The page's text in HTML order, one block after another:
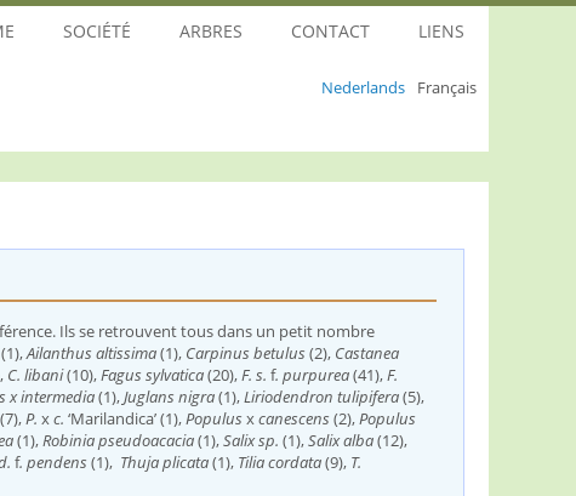
Nederlands Français
SOCIÉTÉ ARBRES CONTACT LIENS
Ils se retrouvent tous dans un petit nombre
(1),Ailanthus altissima(1), Carpinus betulus (2),Castanea
C. libani(10),Fagus sylvatica(20),F. s. f. purpurea(41),F.
x intermedia(1),Juglans nigra(1),Liriodendron tulipifera(5),
(7),P. xc. ‘Marilandica’(1),Populus xcanescens (2),Populus
(1),Robinia pseudoacacia(1),Salix sp. (1),Salix alba(12),
f. pendens (1),Thuja plicata(1),Tilia cordata(9),T.